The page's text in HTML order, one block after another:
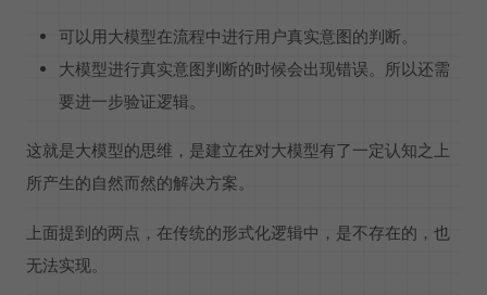
可以用大模型在流程中进行用户真实意图的判断。
大模型进行真实意图判断的时候会出现错误。所以还需
要进一步验证逻辑。
这就是大模型的思维，是建立在对大模型有了一定认知之上
所产生的自然而然的解决方案。
上面提到的两点，在传统的形式化逻辑中，是不存在的，也
无法实现。